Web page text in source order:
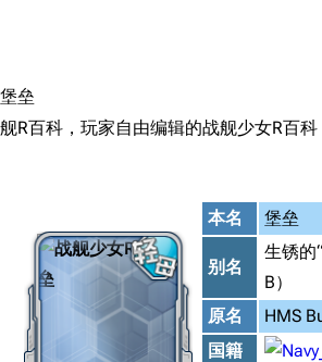
堡垒
舰R百科，玩家自由编辑的战舰少女R百科
本名 堡垒
别名
生锈的
B）
原名
HMS
国籍